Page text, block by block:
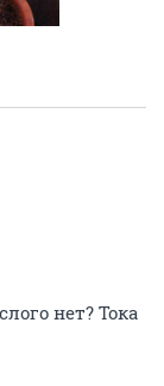
нет? Тока